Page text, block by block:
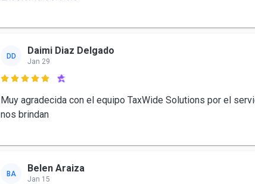
DD Daimi Diaz Delgado
Jan 29

Muy agradecida con el equipo TaxWide Solutions por el
nos brindan
BA Belen Araiza
Jan 15